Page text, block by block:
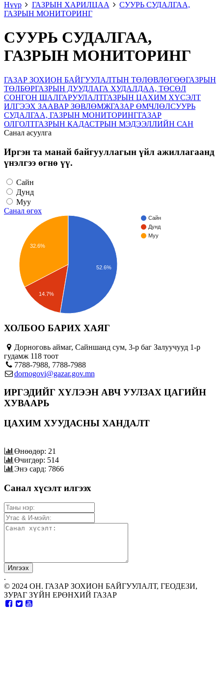
Нүүр
ГАЗРЫН ХАРИЛЦАА
СУУРЬ СУДАЛГАА,
ГАЗРЫН МОНИТОРИНГ
СУУРЬ СУДАЛГАА,
ГАЗРЫН МОНИТОРИНГ
ГАЗАР ЗОХИОН БАЙГУУЛАЛТЫН ТӨЛӨВЛӨГӨӨГАЗРЫН
ТӨЛБӨРГАЗРЫН ДУУДЛАГА ХУДАЛДАА, ТӨСӨЛ
СОНГОН ШАЛГАРУУЛАЛТГАЗРЫН ЦАХИМ ХҮСЭЛТ
ИЛГЭЭХ ЗААВАР ЗӨВЛӨМЖГАЗАР ӨМЧЛӨЛСУУРЬ
СУДАЛГАА, ГАЗРЫН МОНИТОРИНГГАЗАР
ОЛГОЛТГАЗРЫН КАДАСТРЫН МЭДЭЭЛЛИЙН САН
Санал асуулга
Иргэн та манай байгууллагын үйл ажиллагаанд
үнэлгээ өгнө үү.
Сайн
Дунд
Муу
Санал өгөх
Сайн
Дунд
Муу
32.6%
14.7%
52.6%
ХОЛБОО БАРИХ ХАЯГ
Дорноговь аймаг, Сайншанд сум, 3-р баг Залуучууд 1-р
гудамж 118 тоот
7788-7988, 7788-7988
dornogovi@gazar.gov.mn
ИРГЭДИЙГ ХҮЛЭЭН АВЧ УУЛЗАХ ЦАГИЙН
ХУВААРЬ
ЦАХИМ ХУУДАСНЫ ХАНДАЛТ
Өнөөдөр: 21
Өчигдөр: 514
Энэ сард: 7866
Санал хүсэлт илгээх
.
© 2024 ОН. ГАЗАР ЗОХИОН БАЙГУУЛАЛТ, ГЕОДЕЗИ,
ЗУРАГ ЗҮЙН ЕРӨНХИЙ ГАЗАР